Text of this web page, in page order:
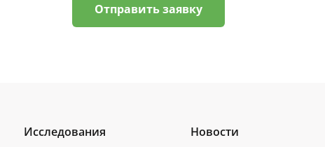
Отправить заявку
Исследования Новости